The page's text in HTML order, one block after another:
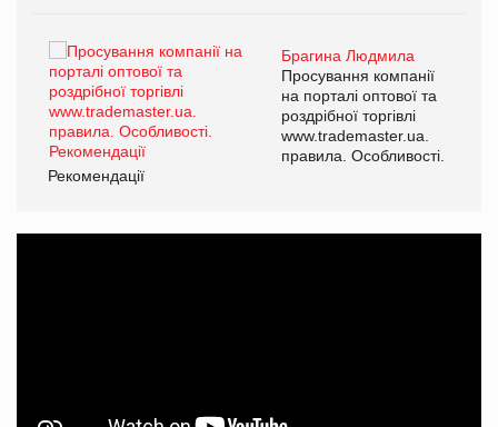
Брагина Людмила
Просування компанії
на порталі оптової та
роздрібної торгівлі
www.trademaster.ua.
правила. Особливості.
Рекомендації